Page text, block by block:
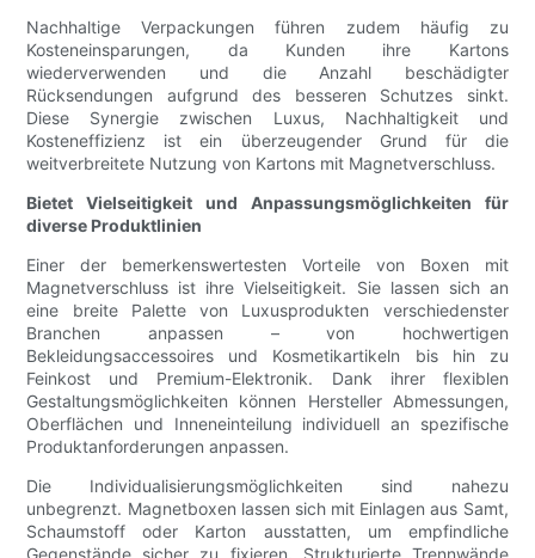
Nachhaltige Verpackungen führen zudem häufig zu
Kosteneinsparungen, da Kunden ihre Kartons
wiederverwenden und die Anzahl beschädigter
Rücksendungen aufgrund des besseren Schutzes sinkt.
Diese Synergie zwischen Luxus, Nachhaltigkeit und
Kosteneffizienz ist ein überzeugender Grund für die
weitverbreitete Nutzung von Kartons mit Magnetverschluss.
Bietet Vielseitigkeit und Anpassungsmöglichkeiten für
diverse Produktlinien
Einer der bemerkenswertesten Vorteile von Boxen mit
Magnetverschluss ist ihre Vielseitigkeit. Sie lassen sich an
eine breite Palette von Luxusprodukten verschiedenster
Branchen anpassen – von hochwertigen
Bekleidungsaccessoires und Kosmetikartikeln bis hin zu
Feinkost und Premium-Elektronik. Dank ihrer flexiblen
Gestaltungsmöglichkeiten können Hersteller Abmessungen,
Oberflächen und Inneneinteilung individuell an spezifische
Produktanforderungen anpassen.
Die Individualisierungsmöglichkeiten sind nahezu
unbegrenzt. Magnetboxen lassen sich mit Einlagen aus Samt,
Schaumstoff oder Karton ausstatten, um empfindliche